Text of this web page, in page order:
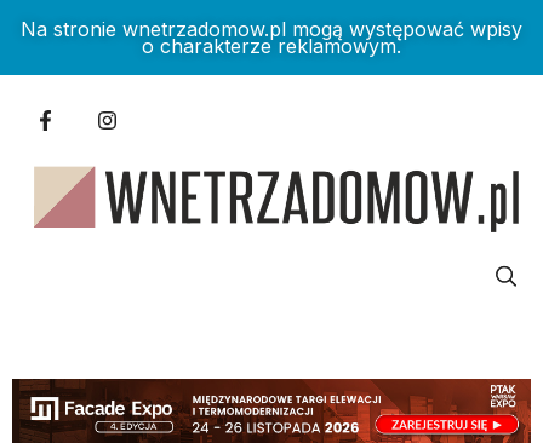
Na stronie wnetrzadomow.pl mogą występować wpisy
o charakterze reklamowym.